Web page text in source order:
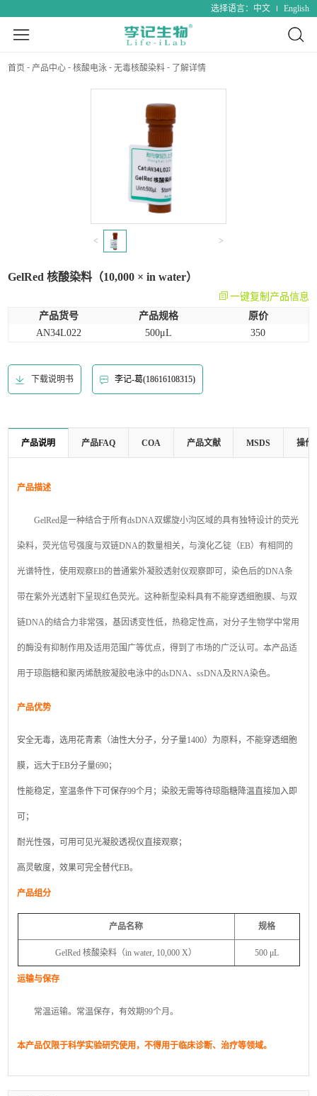
选择语言： 中文 English
首页 产品中心 核酸电泳 无毒核酸染料 了解详情
< >
GelRed 核酸染料（10,000 × in water）
一键复制产品信息
产品货号
产品规格
原价
AN34L022
500μL 350
下载说明书 李记-葛(18616108315)
产品说明 产品FAQ COA 产品文献 MSDS 操作
产品描述
GelRed是一种结合于所有dsDNA双螺旋小沟区域的具有独特设计的荧光
染料，荧光信号强度与双链DNA的数量相关，与溴化乙锭（EB）有相同的
光谱特性，使用观察EB的普通紫外凝胶透射仪观察即可，染色后的DNA条
带在紫外光透射下呈现红色荧光。这种新型染料具有不能穿透细胞膜、与双
链DNA的结合力非常强，基因诱变性低，热稳定性高，对分子生物学中常用
的酶没有抑制作用及适用范围广等优点，得到了市场的广泛认可。本产品适
用于琼脂糖和聚丙烯酰胺凝胶电泳中的dsDNA、ssDNA及RNA染色。
产品优势
安全无毒，选用花青素（油性大分子，分子量1400）为原料，不能穿透细胞
膜，远大于EB分子量690；
性能稳定，室温条件下可保存99个月；染胶无需等待琼脂糖降温直接加入即
可；
耐光性强，可用可见光凝胶透视仪直接观察；
高灵敏度，效果可完全替代EB。
产品组分
产品名称 规格
GelRed 核酸染料（in water, 10,000 X） 500 μL
运输与保存
常温运输。常温保存，有效期99个月。
本产品仅限于科学实验研究使用，不得用于临床诊断、治疗等领域。